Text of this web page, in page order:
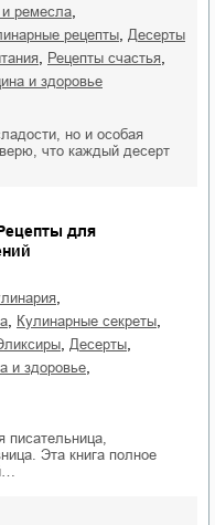
и ремесла
рецепты десерты
рецепты счастья
и здоровье
но и особая
что каждый десерт
для
кулинарные секреты
эликсиры десерты
и здоровье
писательница,
Эта книга полное